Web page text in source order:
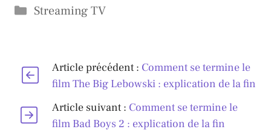
Catégories
Streaming TV
Article précédent : Comment se termine le
film The Big Lebowski : explication de la fin
Article suivant : Comment se termine le
film Bad Boys 2 : explication de la fin